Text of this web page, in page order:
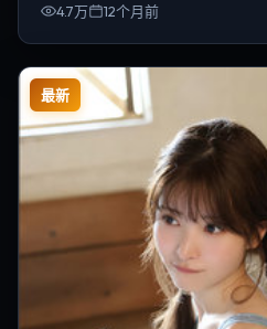
4.7万 12个月前
最新